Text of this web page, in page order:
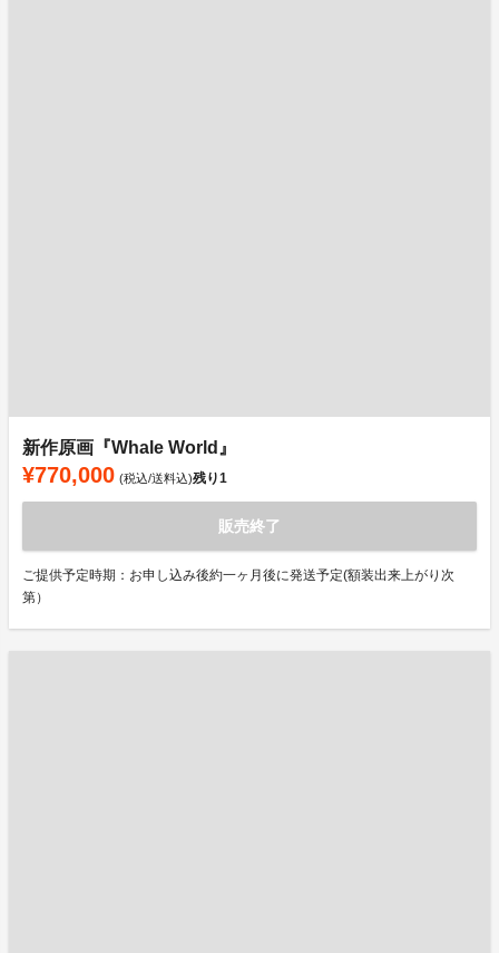
新作原画『Whale World』
¥770,000 (税込/送料込)残り1
販売終了
ご提供予定時期：お申し込み後約一ヶ月後に発送予定(額装出来上がり次
第）